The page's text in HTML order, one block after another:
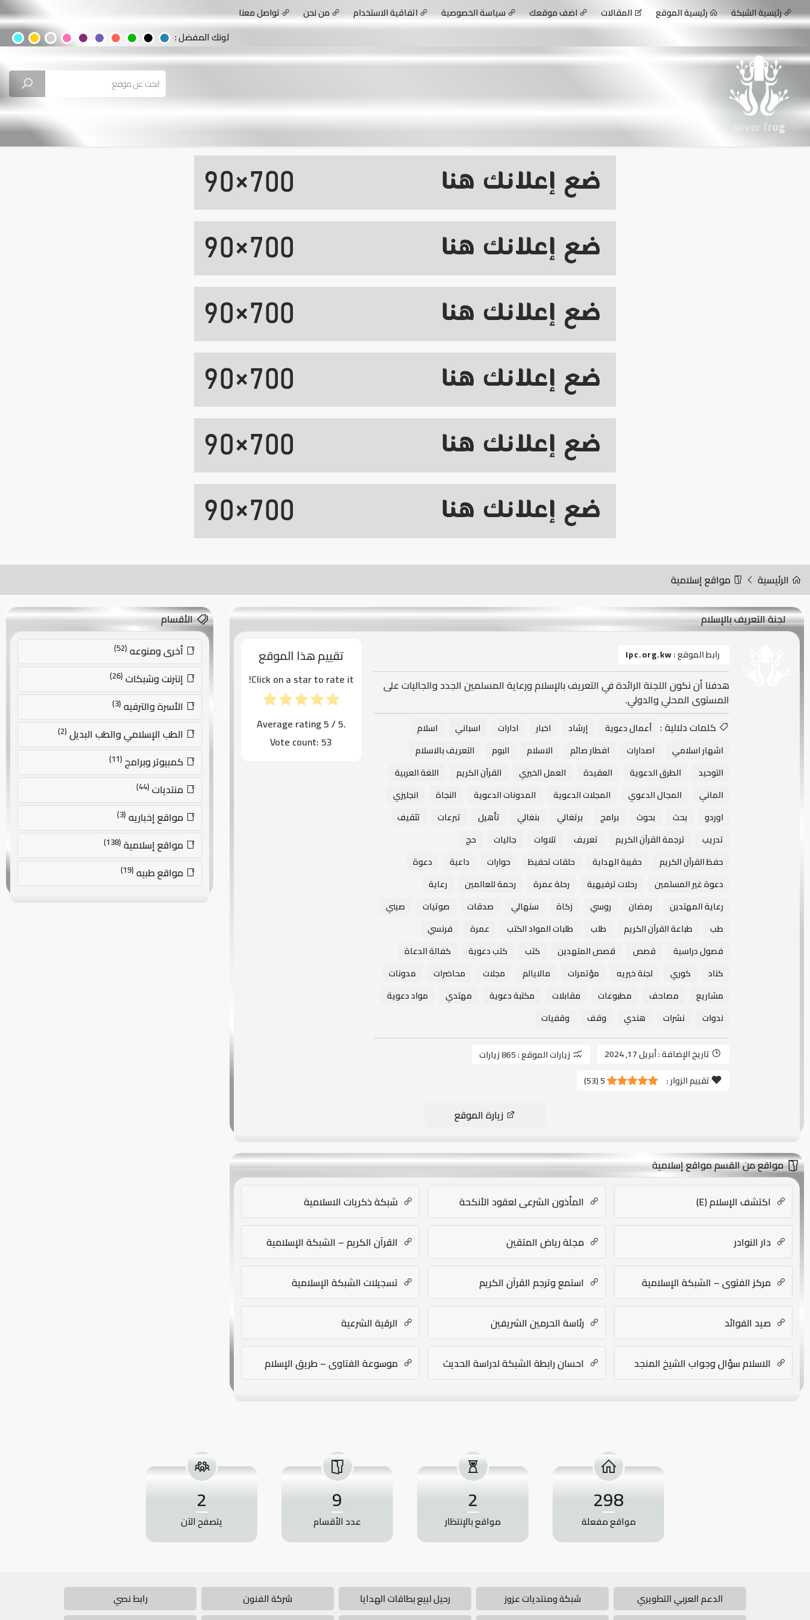
رئيسية الشبكة رئيسية الموقع المقالات اضف موقعك سياسة الخصوصية اتفاقية الاستخدام من نحن تواصل معنا
لونك المفضل :
silver frog
الرئيسية مواقع إسلامية
لجنة التعريف بالإسلام
رابط الموقع :Ipc.org.kw
هدفنا أن نكون اللجنة الرائدة في التعريف بالإسلام ورعاية المسلمين الجدد والجاليات على
المستوى المحلي والدولي.
كلمات دلالية : أعمال دعوية إرشاد اخبار ادارات اسباني
اسلام
اشهار اسلامي
اصدارات افطار صائم الاسلام البوم
التعريف بالاسلام
التوحيد
الطرق الدعوية العقيدة العمل الخيري القرآن الكريم
اللغة العربية
الماني
المجال الدعوي المجلات الدعوية المدونات الدعوية النجاة
انجليزي
اوردو
بحث بحوث برامج برتغالي بنغالي تأهيل تبرعات
تثقيف
تدريب
ترجمة القرآن الكريم تعريف تلاوات جاليات
حج
حفظ القرآن الكريم
حقيبة الهداية حلقات تحفيظ حوارات داعية
دعوة
دعوة غير المسلمين
رحلات ترفيهية رحلة عمرة رحمة للعالمين
رعاية
رعاية المهتدين
رمضان روسي زكاة سنهالي صدقات صوتيات
صيني
طب
طباعة القرآن الكريم طلب طلبات المواد الكتب عمرة
فرنسي
فصول دراسية
قصص قصص المتهدين كتب كتب دعوية
كفالة الدعاة
كناد
كوري لجنة خيريه مؤتمرات مالايالم مجلات محاضرات
مدونات
مشاريع
مصاحف مطبوعات مقابلات مكتبة دعوية مهتدي
مواد دعوية
ندوات
نشرات هندي وقف وقفيات
تاريخ الإضافة :أبريل 17, 2024 زيارات الموقع :865 زيارات
تقييم الزوار :
5
(
53
)
تقييم هذا الموقع
Click on a star to rate it!
Average rating5/ 5.
Vote count:53
زيارة الموقع
مواقع من القسم مواقع إسلامية
اكتشف الإسلام (E) المأذون الشرعي لعقود الأنكحة شبكة ذكريات الاسلامية
دار النوادر مجلة رياض المتقين القرآن الكريم – الشبكة الإسلامية
مركز الفتوى – الشبكة الإسلامية استمع وترجم القرآن الكريم تسجيلات الشبكة الإسلامية
صيد الفوائد رئاسة الحرمين الشريفين الرقية الشرعية
الاسلام سؤال وجواب الشيخ المنجد احسان رابطة الشبكة لدراسة الحديث موسوعة الفتاوى – طريق الإسلام
الأقسام
أخرى ومنوعه (52)
إنترنت وشبكات (26)
الأسرة والترفيه (3)
الطب الإسلامي والطب البديل (2)
كمبيوتر وبرامج (11)
منتديات (44)
مواقع إخباريه (3)
مواقع إسلامية (138)
مواقع طبيه (19)
298
مواقع مفعلة
2
مواقع بالإنتظار
9
عدد الأقسام
2
يتصفح الآن
الدعم العربي التطويري شبكة ومنتديات عزوز رحيل لبيع بطاقات الهدايا شركة الفنون
رابط نصي